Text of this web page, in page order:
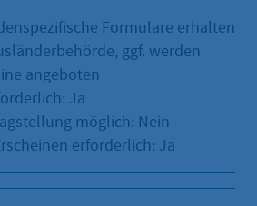
Formulare erhalten
ggf. werden
angeboten
Ja
möglich: Nein
erforderlich: Ja